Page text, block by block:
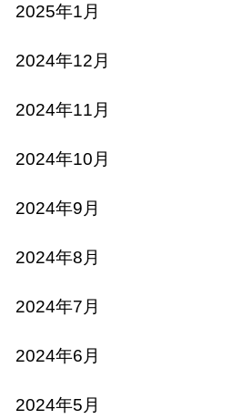
2025年1月
2024年12月
2024年11月
2024年10月
2024年9月
2024年8月
2024年7月
2024年6月
2024年5月